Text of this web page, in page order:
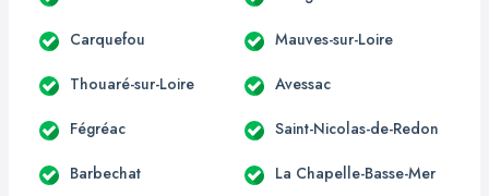
Carquefou Mauves-sur-Loire
Thouaré-sur-Loire Avessac
Fégréac Saint-Nicolas-de-Redon
Barbechat La Chapelle-Basse-Mer